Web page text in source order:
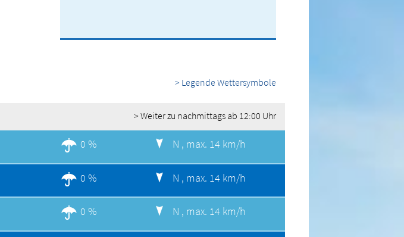
> Legende Wettersymbole
> Weiter zu nachmittags ab 12:00 Uhr
0 % N , max. 14 km/h
0 % N , max. 14 km/h
0 % N , max. 14 km/h